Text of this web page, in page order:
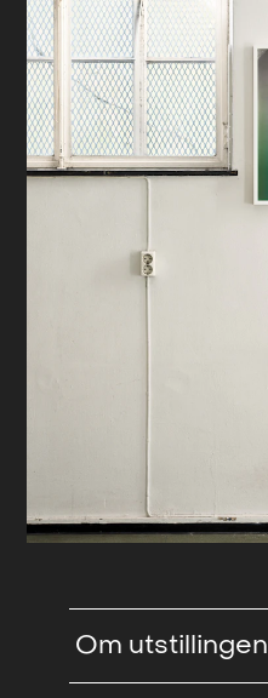
Om utstillingen